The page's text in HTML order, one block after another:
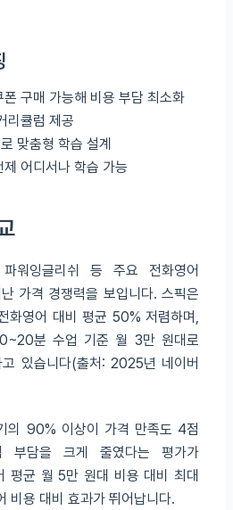
구매 가능해 비용 부담 최소화
리큘럼 제공
맞춤형 학습 설계
어디서나 학습 가능
워잉글리쉬 등 주요 전화영어
가격 경쟁력을 보입니다. 스픽은
화영어 대비 평균 50% 저렴하며,
분 수업 기준 월 3만 원대로
있습니다(출처: 2025년 네이버
의 90% 이상이 가격 만족도 4점
부담을 크게 줄였다는 평가가
평균 월 5만 원대 비용 대비 최대
비용 대비 효과가 뛰어납니다.